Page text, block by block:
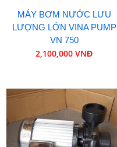
MÁY BƠM NƯỚC LƯU
LƯỢNG LỚN VINA PUMP
VN 750
2,100,000 VNĐ